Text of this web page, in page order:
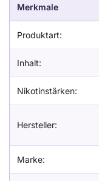
Merkmale
Produktart:
Inhalt:
Nikotinstärken:
Hersteller:
Marke: